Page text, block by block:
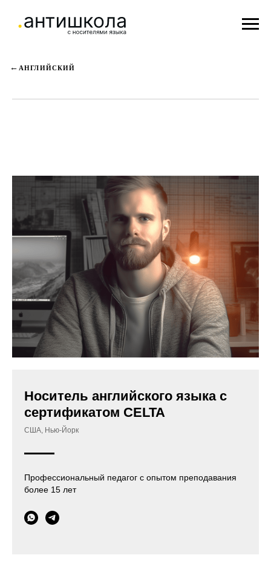
АНГЛИЙСКИЙ
Носитель английского языка с
сертификатом CELTA
США, Нью-Йорк
Профессиональный педагог с опытом преподавания
более 15 лет